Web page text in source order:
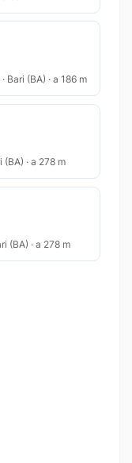
Bari (BA) · a 186 m
· a 278 m
(BA) · a 278 m